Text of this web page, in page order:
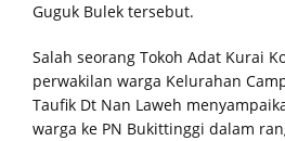
Guguk Bulek tersebut.
Salah seorang Tokoh Adat Kurai
perwakilan warga Kelurahan
Taufik Dt Nan Laweh
warga ke PN Bukittinggi dalam